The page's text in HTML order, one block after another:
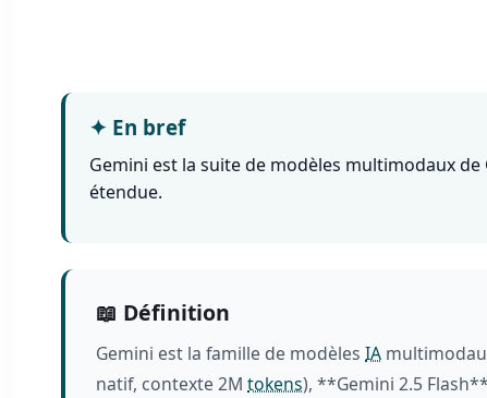
✦ En bref
Gemini est la suite de modèles multimodaux
étendue.
📖 Définition
Gemini est la famille de modèlesIA
natif, contexte 2Mtokens), **Gemini 2.5